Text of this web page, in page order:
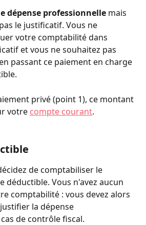
dépense professionnelle mais
le justificatif. Vous ne
votre comptabilité dans
et vous ne souhaitez pas
passant ce paiement en charge
privé (point 1), ce montant
votre compte courant.
de comptabiliser le
déductible. Vous n'avez aucun
comptabilité : vous devez alors
la dépense
de contrôle fiscal.